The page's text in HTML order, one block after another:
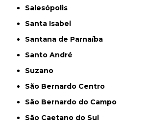
Salesópolis
Santa Isabel
Santana de Parnaíba
Santo André
Suzano
São Bernardo Centro
São Bernardo do Campo
São Caetano do Sul